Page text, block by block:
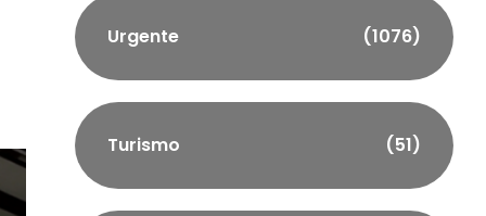
Urgente (1076)
Turismo (51)